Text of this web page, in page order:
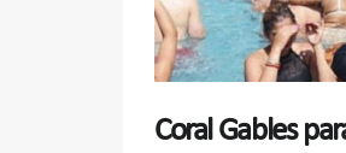
Coral Gables